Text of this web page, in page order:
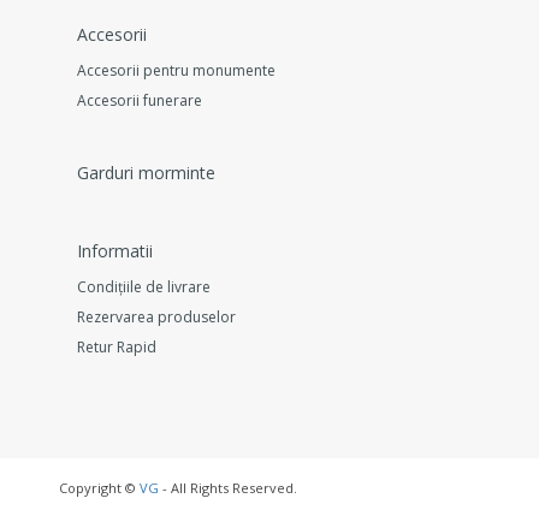
Accesorii
Accesorii pentru monumente
Accesorii funerare
Garduri morminte
Informatii
Condițiile de livrare
Rezervarea produselor
Retur Rapid
Copyright © VG - All Rights Reserved.